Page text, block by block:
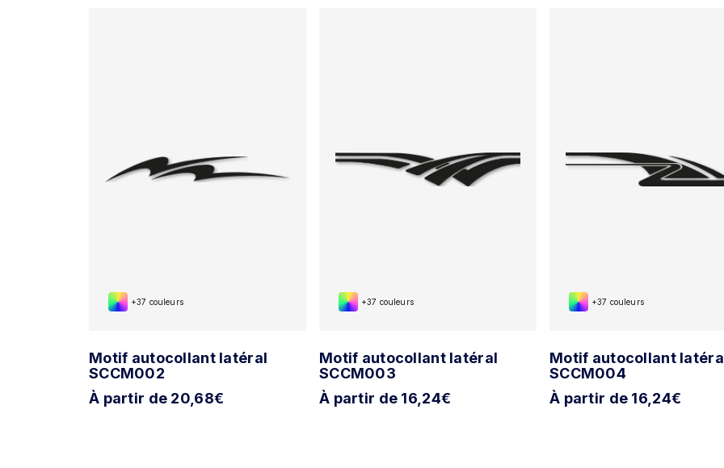
+37 couleurs
Motif autocollant latéral
SCCM002
À partir de 20,68€
+37 couleurs
Motif autocollant latéral
SCCM003
À partir de 16,24€
+37 couleurs
Motif autocollant
SCCM004
À partir de 16,24€